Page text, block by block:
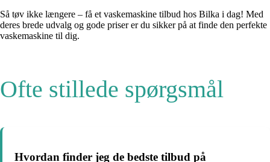
Så tøv ikke længere – få et vaskemaskine tilbud hos Bilka i dag! Med
deres brede udvalg og gode priser er du sikker på at finde den perfekte
vaskemaskine til dig.
Ofte stillede spørgsmål
Hvordan finder jeg de bedste tilbud på